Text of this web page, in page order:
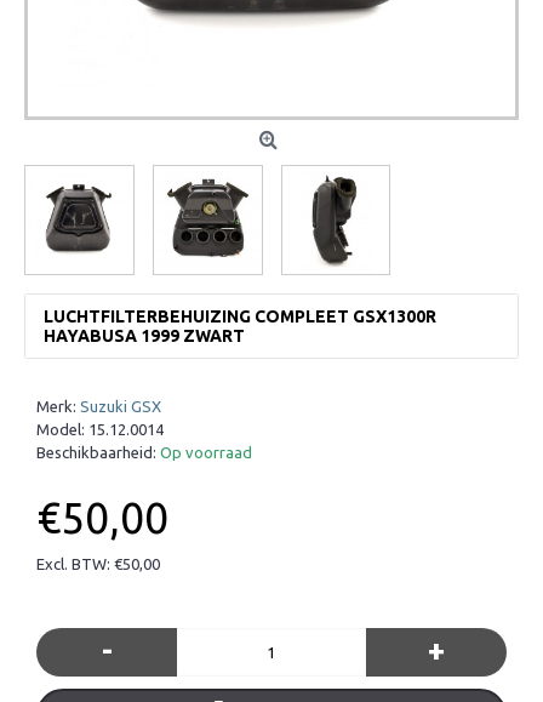
LUCHTFILTERBEHUIZING COMPLEET GSX1300R
HAYABUSA 1999 ZWART
Merk: Suzuki GSX
Model: 15.12.0014
Beschikbaarheid: Op voorraad
€50,00
Excl. BTW: €50,00
- +